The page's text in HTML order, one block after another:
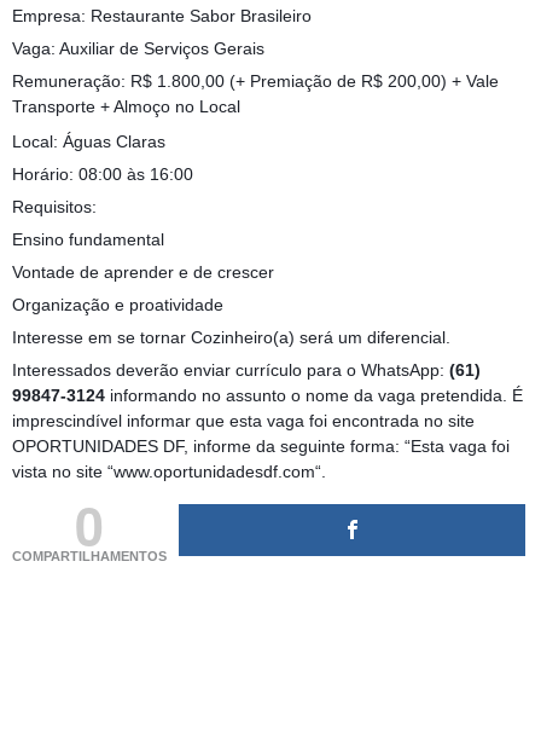
Empresa: Restaurante Sabor Brasileiro
Vaga: Auxiliar de Serviços Gerais
Remuneração: R$ 1.800,00 (+ Premiação de R$ 200,00) + Vale
Transporte + Almoço no Local
Local: Águas Claras
Horário: 08:00 às 16:00
Requisitos:
Ensino fundamental
Vontade de aprender e de crescer
Organização e proatividade
Interesse em se tornar Cozinheiro(a) será um diferencial.
Interessados deverão enviar currículo para o WhatsApp: (61)
99847-3124 informando no assunto o nome da vaga pretendida. É
imprescindível informar que esta vaga foi encontrada no site
OPORTUNIDADES DF, informe da seguinte forma: “Esta vaga foi
vista no site “www.oportunidadesdf.com“.
0
COMPARTILHAMENTOS